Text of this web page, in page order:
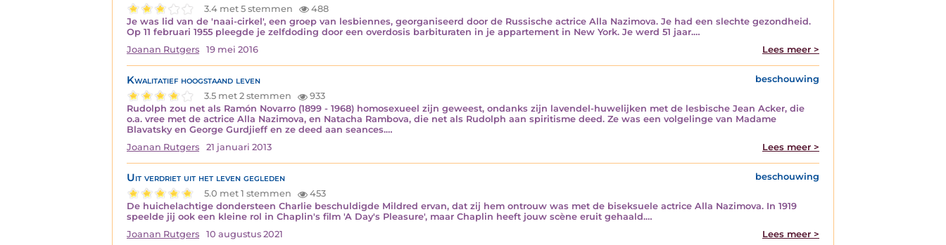
3.4 met 5 stemmen
488
Je was lid van de 'naai-cirkel', een groep van lesbiennes, georganiseerd door de Russische actrice Alla Nazimova. Je had een slechte gezondheid.
Op 11 februari 1955 pleegde je zelfdoding door een overdosis barbituraten in je appartement in New York. Je werd 51 jaar.…
Joanan Rutgers
19 mei 2016 Lees meer >
Kwalitatief hoogstaand leven
beschouwing
3.5 met 2 stemmen
933
Rudolph zou net als Ramón Novarro (1899 - 1968) homosexueel zijn geweest, ondanks zijn lavendel-huwelijken met de lesbische Jean Acker, die
o.a. vree met de actrice Alla Nazimova, en Natacha Rambova, die net als Rudolph aan spiritisme deed. Ze was een volgelinge van Madame
Blavatsky en George Gurdjieff en ze deed aan seances.…
Joanan Rutgers
21 januari 2013 Lees meer >
Uit verdriet uit het leven gegleden
beschouwing
5.0 met 1 stemmen
453
De huichelachtige dondersteen Charlie beschuldigde Mildred ervan, dat zij hem ontrouw was met de biseksuele actrice Alla Nazimova. In 1919
speelde jij ook een kleine rol in Chaplin's film 'A Day's Pleasure', maar Chaplin heeft jouw scène eruit gehaald.…
Joanan Rutgers
10 augustus 2021 Lees meer >